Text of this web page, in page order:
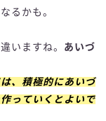
るかも。
いますね。 あいづ
、積極的にあいづ
っていくとよいで